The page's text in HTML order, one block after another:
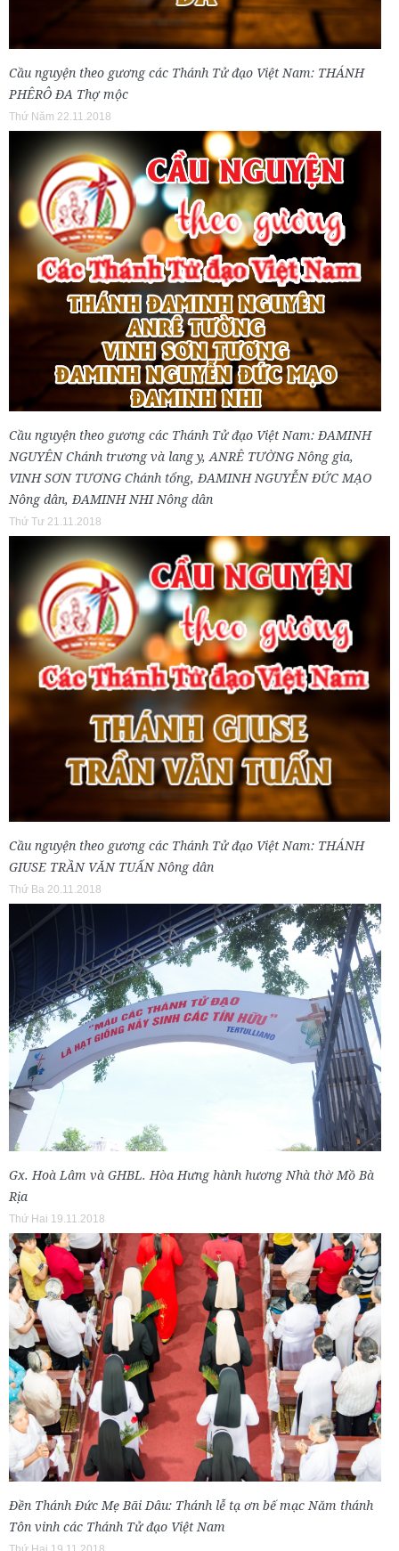
Cầu nguyện theo gương các Thánh Tử đạo Việt Nam: THÁNH
PHÊRÔ ĐA Thợ mộc
Thứ Năm 22.11.2018
Cầu nguyện theo gương các Thánh Tử đạo Việt Nam: ĐAMINH
NGUYÊN Chánh trương và lang y, ANRÊ TƯỜNG Nông gia,
VINH SƠN TƯƠNG Chánh tổng, ĐAMINH NGUYỄN ĐỨC MẠO
Nông dân, ĐAMINH NHI Nông dân
Thứ Tư 21.11.2018
Cầu nguyện theo gương các Thánh Tử đạo Việt Nam: THÁNH
GIUSE TRẦN VĂN TUẤN Nông dân
Thứ Ba 20.11.2018
Gx. Hoà Lâm và GHBL. Hòa Hưng hành hương Nhà thờ Mồ Bà
Rịa
Thứ Hai 19.11.2018
Đền Thánh Đức Mẹ Bãi Dâu: Thánh lễ tạ ơn bế mạc Năm thánh
Tôn vinh các Thánh Tử đạo Việt Nam